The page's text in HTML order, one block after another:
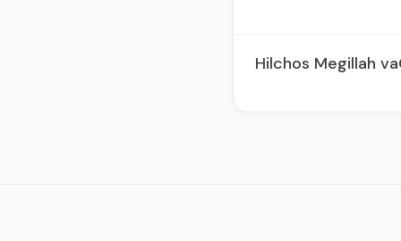
Hilchos Megillah